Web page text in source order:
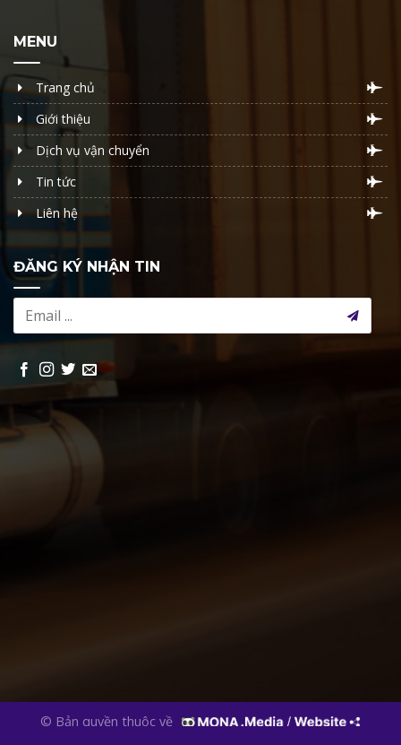
MENU
Trang chủ
Giới thiệu
Dịch vụ vận chuyển
Tin tức
Liên hệ
ĐĂNG KÝ NHẬN TIN
© Bản quyền thuộc về